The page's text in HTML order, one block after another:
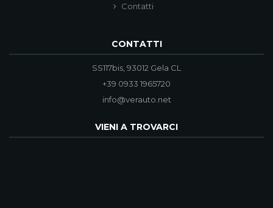
Contatti
CONTATTI
SS117bis, 93012 Gela CL
+39 0933 1965720
info@verauto.net
VIENI A TROVARCI